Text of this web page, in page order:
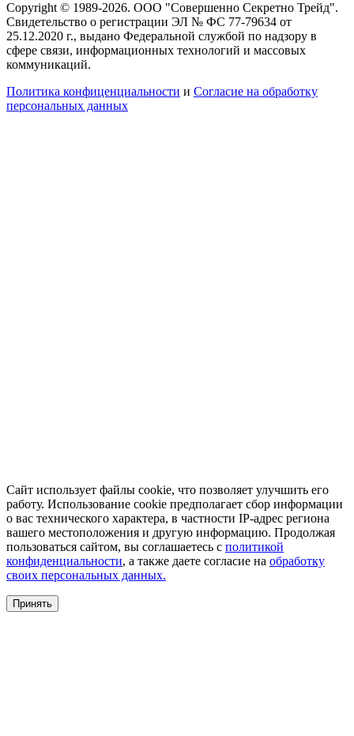
Copyright © 1989-2026. ООО "Совершенно Секретно Трейд".
Свидетельство о регистрации ЭЛ № ФС 77-79634 от
25.12.2020 г., выдано Федеральной службой по надзору в
сфере связи, информационных технологий и массовых
коммуникаций.
Политика конфиценциальности и Согласие на обработку
персональных данных
Сайт использует файлы cookie, что позволяет улучшить его
работу. Использование cookie предполагает сбор информации
о вас технического характера, в частности IP-адрес региона
вашего местоположения и другую информацию. Продолжая
пользоваться сайтом, вы соглашаетесь с политикой
конфиденциальности, а также даете согласие на обработку
своих персональных данных.
Принять